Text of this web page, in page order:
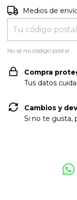
Entregas para el CP:
Medios de
No sé mi código postal
Compra
Tus datos
Cambios y
Si no te gusta,